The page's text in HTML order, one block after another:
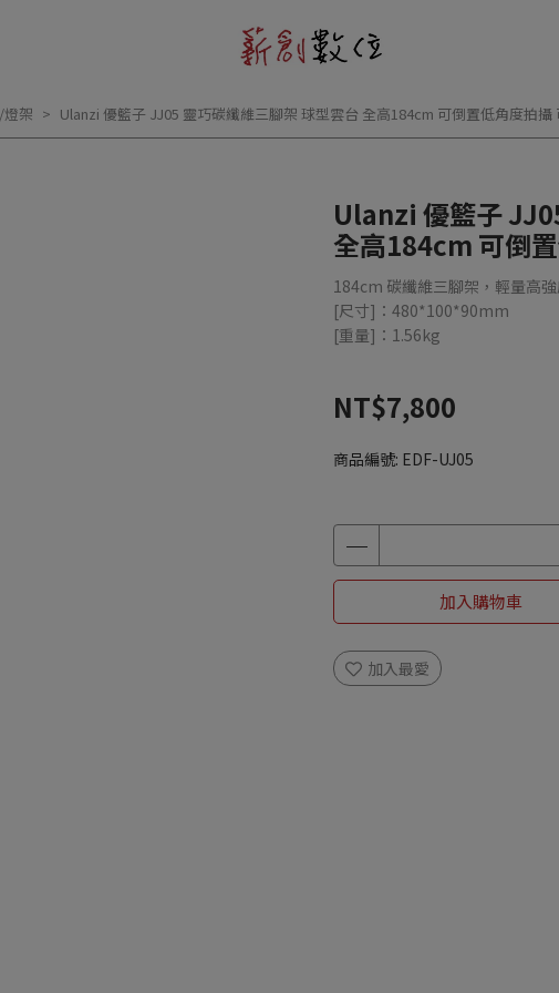
架 Ulanzi 優籃子 JJ05 靈巧碳纖維三腳架 球型雲台 全高184cm 可倒置低角度拍攝
Ulanzi 優籃子
全高184cm 可倒
184cm 碳纖維三腳架，輕量高
[尺寸]：480*100*90mm
[重量]：1.56kg
NT$7,800
商品編號: EDF-UJ05
加入購物車
加入最愛